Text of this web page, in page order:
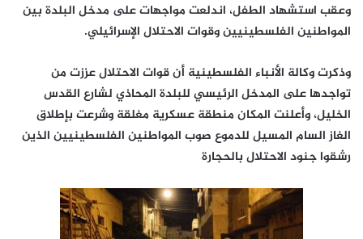
وعقب استشهاد الطفل، اندلعت مواجهات على مدخل البلدة بين
المواطنين الفلسطينيين وقوات الاحتلال الإسرائيلي.
وذكرت وكالة الأنباء الفلسطينية أن قوات الاحتلال عززت من
تواجدها على المدخل الرئيسي للبلدة المحاذي لشارع القدس
الخليل، وأعلنت المكان منطقة عسكرية مغلقة وشرعت بإطلاق
الغاز السام المسيل للدموع صوب المواطنين الفلسطينيين الذين
رشقوا جنود الاحتلال بالحجارة